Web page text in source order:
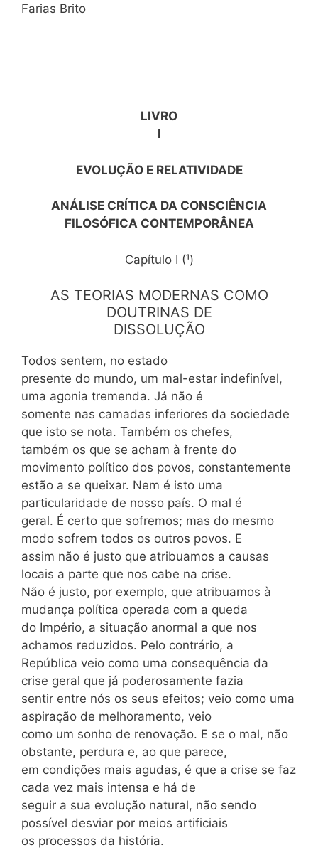
Farias Brito
LIVRO
I
EVOLUÇÃO E RELATIVIDADE
ANÁLISE CRÍTICA DA CONSCIÊNCIA
FILOSÓFICA CONTEMPORÂNEA
Capítulo I (¹)
AS TEORIAS MODERNAS COMO
DOUTRINAS DE
DISSOLUÇÃO
Todos sentem, no estado
presente do mundo, um mal-estar indefinível,
uma agonia tremenda. Já não é
somente nas camadas inferiores da sociedade
que isto se nota. Também os chefes,
também os que se acham à frente do
movimento político dos povos, constantemente
estão a se queixar. Nem é isto uma
particularidade de nosso país. O mal é
geral. É certo que sofremos; mas do mesmo
modo sofrem todos os outros povos. E
assim não é justo que atribuamos a causas
locais a parte que nos cabe na crise.
Não é justo, por exemplo, que atribuamos à
mudança política operada com a queda
do Império, a situação anormal a que nos
achamos reduzidos. Pelo contrário, a
República veio como uma consequência da
crise geral que já poderosamente fazia
sentir entre nós os seus efeitos; veio como uma
aspiração de melhoramento, veio
como um sonho de renovação. E se o mal, não
obstante, perdura e, ao que parece,
em condições mais agudas, é que a crise se faz
cada vez mais intensa e há de
seguir a sua evolução natural, não sendo
possível desviar por meios artificiais
os processos da história.